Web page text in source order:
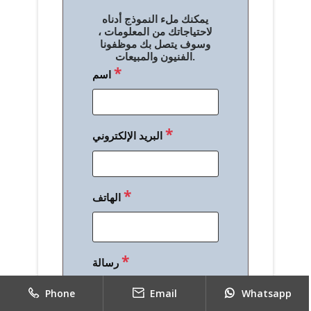
يمكنك ملء النموذج أدناه
لاحتياجاتك من المعلومات ،
وسوف يتصل بك موظفونا
الفنيون والمبيعات.
اسم*
البريد الإلكتروني*
الهاتف*
رسالة*
Phone Email Whatsapp